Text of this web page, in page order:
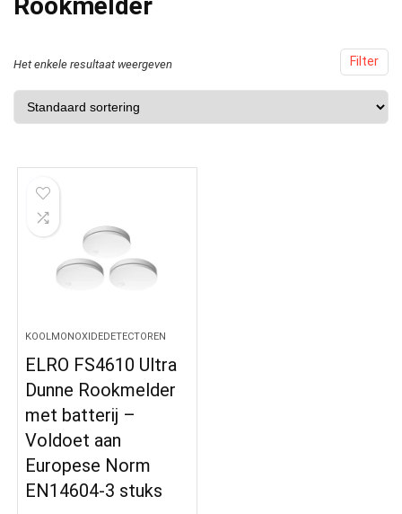
Filter
Het enkele resultaat weergeven
KOOLMONOXIDEDETECTOREN
ELRO FS4610 Ultra
Dunne Rookmelder
met batterij –
Voldoet aan
Europese Norm
EN14604-3 stuks